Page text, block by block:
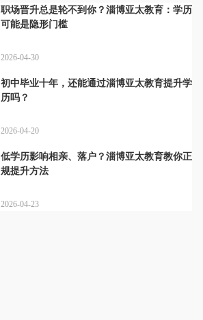
职场晋升总是轮不到你？淄博亚太教育：学历
可能是隐形门槛
2026-04-30
初中毕业十年，还能通过淄博亚太教育提升学
历吗？
2026-04-20
低学历影响相亲、落户？淄博亚太教育教你正
规提升方法
2026-04-23